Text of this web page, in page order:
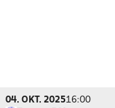
04. OKT. 202516:00